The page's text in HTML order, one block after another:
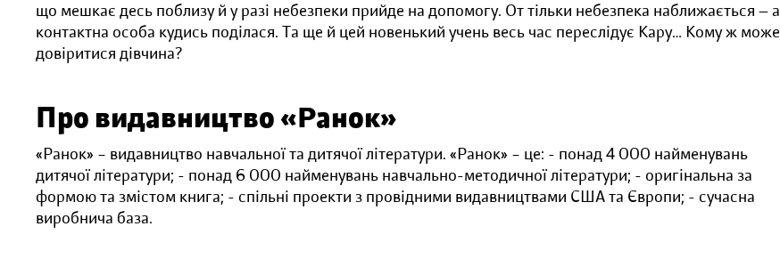
що мешкає десь поблизу й у разі небезпеки прийде на допомогу. От тільки небезпека наближається — а
контактна особа кудись поділася. Та ще й цей новенький учень весь час переслідує Кару… Кому ж може
довіритися дівчина?
Про видавництво «Ранок»
«Ранок» – видавництво навчальної та дитячої літератури. «Ранок» – це: - понад 4 000 найменувань
дитячої літератури; - понад 6 000 найменувань навчально-методичної літератури; - оригінальна за
формою та змістом книга; - спільні проекти з провідними видавництвами США та Європи; - сучасна
виробнича база.